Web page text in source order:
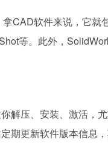
CAD软件来说，它
等。此外，
解压、安装、激活，
更新软件版本信息